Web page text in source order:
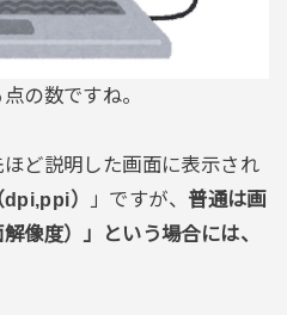
の数ですね。
ど説明した画面に表示され
） 」ですが、 普通は画
像度）」という場合には、